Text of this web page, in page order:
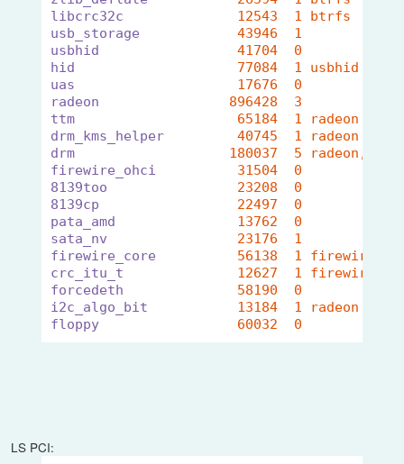
libcrc32c
12543  1 btrfs
usb_storage
43946  1
usbhid
41704  0
hid
77084  1 usbhid
uas
17676  0
radeon
896428  3
ttm
65184  1 radeon
drm_kms_helper
40745  1 radeon
drm
180037  5
firewire_ohci
31504  0
8139too
23208  0
8139cp
22497  0
pata_amd
13762  0
sata_nv
23176  1
firewire_core
56138  1
crc_itu_t
12627  1
forcedeth
58190  0
i2c_algo_bit
13184  1 radeon
floppy
60032  0
LS PCI: